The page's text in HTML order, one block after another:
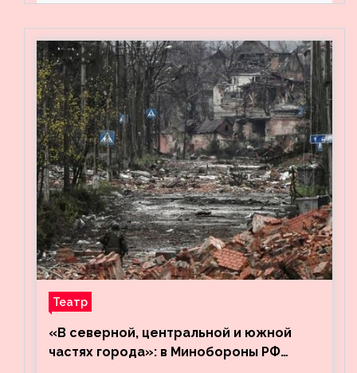
Театр
«В северной, центральной и южной
частях города»: в Минобороны РФ